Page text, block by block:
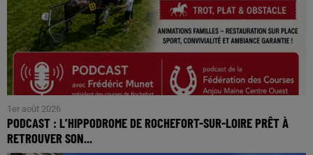
1er août 2026
PODCAST : L’HIPPODROME DE ROCHEFORT-SUR-LOIRE PRÊT À
RETROUVER SON...